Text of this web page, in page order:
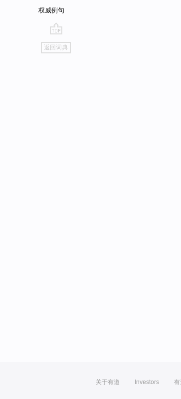
权威例句
go
top
返回词典
关于有道 Investors